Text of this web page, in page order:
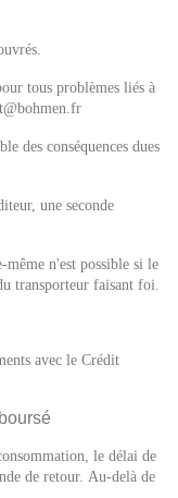
tous problèmes liés à
des conséquences dues
une seconde
n'est possible si le
transporteur faisant foi.
avec le Crédit
le délai de
de retour. Au-delà de